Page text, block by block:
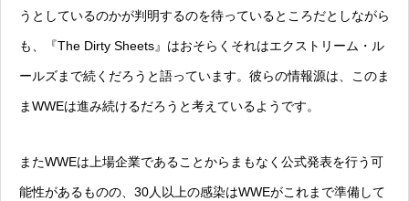
うとしているのかが判明するのを待っているところだとしながら
も、『The Dirty Sheets』はおそらくそれはエクストリーム・ル
ールズまで続くだろうと語っています。彼らの情報源は、このま
まWWEは進み続けるだろうと考えているようです。
またWWEは上場企業であることからまもなく公式発表を行う可
能性があるものの、30人以上の感染はWWEがこれまで準備して